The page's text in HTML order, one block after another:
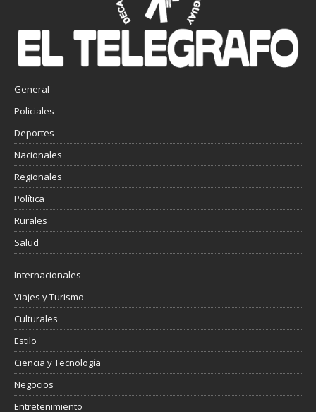
General
Policiales
Deportes
Nacionales
Regionales
Política
Rurales
Salud
Internacionales
Viajes y Turismo
Culturales
Estilo
Ciencia y Tecnología
Negocios
Entretenimiento